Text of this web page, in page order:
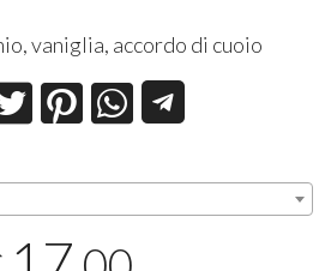
vaniglia, accordo di cuoio